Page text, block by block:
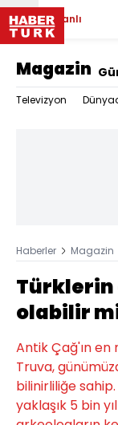
Canlı
Magazin
Televizyon
Haberler Magazin
Türklerin
olabilir
Antik Çağ'ın
Truva,
bilinirliliğe sahip.
yaklaşık 5 bin